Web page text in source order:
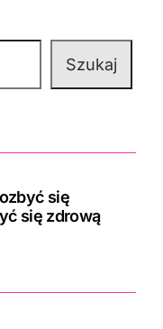
Szukaj
się
się zdrową